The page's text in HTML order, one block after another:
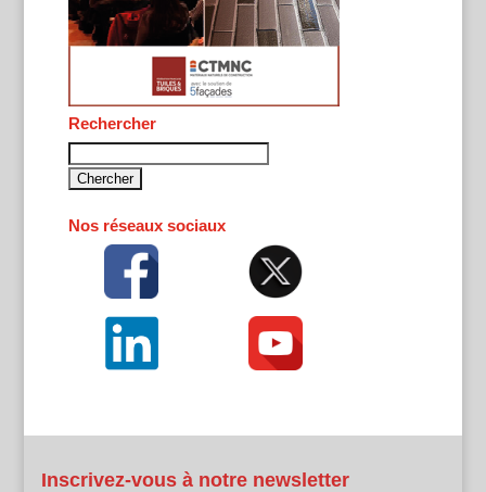
Rechercher
Nos réseaux sociaux
Inscrivez-vous à notre newsletter